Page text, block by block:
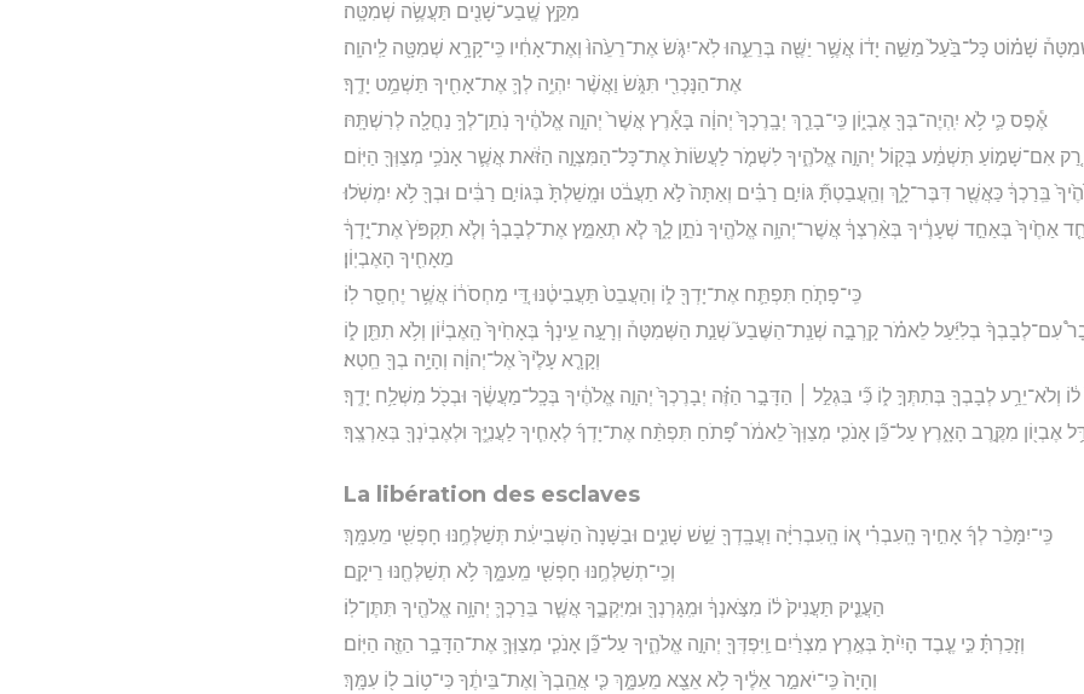
מִקֵּ֥ץ שֶֽׁבַע־שָׁנִ֖ים תַּעֲשֶׂ֥ה שְׁמִטָּֽה׃
שָׁמ֗וֹט כָּל־בַּ֙עַל֙ מַשֵּׁ֣ה יָד֔וֹ אֲשֶׁ֥ר יַשֶּׁ֖ה בְּרֵעֵ֑הוּ לֹֽא־יִגֹּ֤שׂ אֶת־רֵעֵ֙הוּ֙ וְאֶת־אָחִ֔יו כִּֽי־קָרָ֥א שְׁמִטָּ֖ה לַֽיהוָֽה׃
אֶת־הַנָּכְרִ֖י תִּגֹּ֑שׂ וַאֲשֶׁ֨ר יִהְיֶ֥ה לְךָ֛ אֶת־אָחִ֖יךָ תַּשְׁמֵ֥ט יָדֶֽךָ׃
אֶ֕פֶס כִּ֛י לֹ֥א יִֽהְיֶה־בְּךָ֖ אֶבְי֑וֹן כִּֽי־בָרֵ֤ךְ יְבָֽרֶכְךָ֙ יְהוָ֔ה בָּאָ֕רֶץ אֲשֶׁר֙ יְהוָ֣ה אֱלֹהֶ֔יךָ נֹֽתֵן־לְךָ֥ נַחֲלָ֖ה לְרִשְׁתָּֽהּ׃
רַ֚ק אִם־שָׁמ֣וֹעַ תִּשְׁמַ֔ע בְּק֖וֹל יְהוָ֣ה אֱלֹהֶ֑יךָ לִשְׁמֹ֤ר לַעֲשׂוֹת֙ אֶת־כָּל־הַמִּצְוָ֣ה הַזֹּ֔את אֲשֶׁ֛ר אָנֹכִ֥י מְצַוְּךָ֖ הַיּֽוֹם׃
בֵּֽרַכְךָ֔ כַּאֲשֶׁ֖ר דִּבֶּר־לָ֑ךְ וְהַֽעֲבַטְתָּ֞ גּוֹיִ֣ם רַבִּ֗ים וְאַתָּה֙ לֹ֣א תַעֲבֹ֔ט וּמָֽשַׁלְתָּ֙ בְּגוֹיִ֣ם רַבִּ֔ים וּבְךָ֖ לֹ֥א יִמְשֹֽׁלוּ׃
אַחֶ֙יךָ֙ בְּאַחַ֣ד שְׁעָרֶ֔יךָ בְּאַ֨רְצְךָ֔ אֲשֶׁר־יְהוָ֥ה אֱלֹהֶ֖יךָ נֹתֵ֣ן לָ֑ךְ לֹ֧א תְאַמֵּ֣ץ אֶת־לְבָבְךָ֗ וְלֹ֤א תִקְפֹּץ֙ אֶת־יָ֣דְךָ֔
מֵאָחִ֖יךָ הָאֶבְיֽוֹן׃
כִּֽי־פָתֹ֧חַ תִּפְתַּ֛ח אֶת־יָדְךָ֖ ל֑וֹ וְהַעֲבֵט֙ תַּעֲבִיטֶ֔נּוּ דֵּ֚י מַחְסֹר֔וֹ אֲשֶׁ֥ר יֶחְסַ֖ר לֽוֹ׃
עִם־לְבָבְךָ֨ בְלִיַּ֜עַל לֵאמֹ֗ר קָֽרְבָ֣ה שְׁנַֽת־הַשֶּׁבַע֮ שְׁנַ֣ת הַשְּׁמִטָּה֒ וְרָעָ֣ה עֵֽינְךָ֗ בְּאָחִ֙יךָ֙ הָֽאֶבְי֔וֹן וְלֹ֥א תִתֵּ֖ן ל֑וֹ
וְקָרָ֤א עָלֶ֙יךָ֙ אֶל־יְהוָ֔ה וְהָיָ֥ה בְךָ֖ חֵֽטְא׃
ל֔וֹ וְלֹא־יֵרַ֥ע לְבָבְךָ֖ בְּתִתְּךָ֣ ל֑וֹ כִּ֞י בִּגְלַ֣ל ׀ הַדָּבָ֣ר הַזֶּ֗ה יְבָרֶכְךָ֙ יְהוָ֣ה אֱלֹהֶ֔יךָ בְּכָֽל־מַעֲשֶׂ֔ךָ וּבְכֹ֖ל מִשְׁלַ֥ח יָדֶֽךָ׃
אֶבְי֖וֹן מִקֶּ֣רֶב הָאָ֑רֶץ עַל־כֵּ֞ן אָנֹכִ֤י מְצַוְּךָ֙ לֵאמֹ֔ר פָּ֠תֹחַ תִּפְתַּ֨ח אֶת־יָדְךָ֜ לְאָחִ֧יךָ לַעֲנִיֶּ֛ךָ וּלְאֶבְיֹנְךָ֖ בְּאַרְצֶֽךָ׃
La libération des esclaves
כִּֽי־יִמָּכֵ֨ר לְךָ֜ אָחִ֣יךָ הָֽעִבְרִ֗י א֚וֹ הָֽעִבְרִיָּ֔ה וַעֲבָֽדְךָ֖ שֵׁ֣שׁ שָׁנִ֑ים וּבַשָּׁנָה֙ הַשְּׁבִיעִ֔ת תְּשַׁלְּחֶ֥נּוּ חָפְשִׁ֖י מֵעִמָּֽךְ׃
וְכִֽי־תְשַׁלְּחֶ֥נּוּ חָפְשִׁ֖י מֵֽעִמָּ֑ךְ לֹ֥א תְשַׁלְּחֶ֖נּוּ רֵיקָֽם׃
הַעֲנֵ֤יק תַּעֲנִיק֙ ל֔וֹ מִצֹּ֣אנְךָ֔ וּמִֽגָּרְנְךָ֖ וּמִיִּקְבֶ֑ךָ אֲשֶׁ֧ר בֵּרַכְךָ֛ יְהוָ֥ה אֱלֹהֶ֖יךָ תִּתֶּן־לֽוֹ׃
וְזָכַרְתָּ֗ כִּ֣י עֶ֤בֶד הָיִ֙יתָ֙ בְּאֶ֣רֶץ מִצְרַ֔יִם וַֽיִּפְדְּךָ֖ יְהוָ֣ה אֱלֹהֶ֑יךָ עַל־כֵּ֞ן אָנֹכִ֧י מְצַוְּךָ֛ אֶת־הַדָּבָ֥ר הַזֶּ֖ה הַיּֽוֹם׃
וְהָיָה֙ כִּֽי־יֹאמַ֣ר אֵלֶ֔יךָ לֹ֥א אֵצֵ֖א מֵעִמָּ֑ךְ כִּ֤י אֲהֵֽבְךָ֙ וְאֶת־בֵּיתֶ֔ךָ כִּי־ט֥וֹב ל֖וֹ עִמָּֽךְ׃